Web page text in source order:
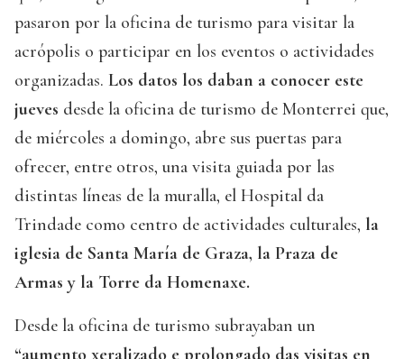
pasaron por la oficina de turismo para visitar la
acrópolis o participar en los eventos o actividades
organizadas. Los datos los daban a conocer este
jueves desde la oficina de turismo de Monterrei que,
de miércoles a domingo, abre sus puertas para
ofrecer, entre otros, una visita guiada por las
distintas líneas de la muralla, el Hospital da
Trindade como centro de actividades culturales, la
iglesia de Santa María de Graza, la Praza de
Armas y la Torre da Homenaxe.
Desde la oficina de turismo subrayaban un